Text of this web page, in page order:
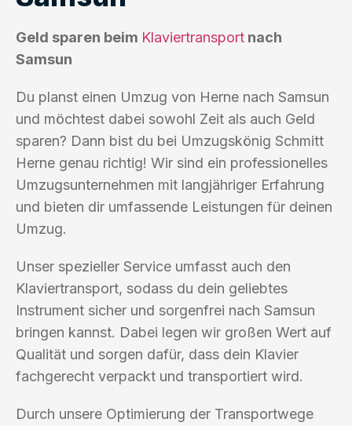
Geld sparen beim Klaviertransport nach
Samsun
Du planst einen Umzug von Herne nach Samsun
und möchtest dabei sowohl Zeit als auch Geld
sparen? Dann bist du bei Umzugskönig Schmitt
Herne genau richtig! Wir sind ein professionelles
Umzugsunternehmen mit langjähriger Erfahrung
und bieten dir umfassende Leistungen für deinen
Umzug.
Unser spezieller Service umfasst auch den
Klaviertransport, sodass du dein geliebtes
Instrument sicher und sorgenfrei nach Samsun
bringen kannst. Dabei legen wir großen Wert auf
Qualität und sorgen dafür, dass dein Klavier
fachgerecht verpackt und transportiert wird.
Durch unsere Optimierung der Transportwege